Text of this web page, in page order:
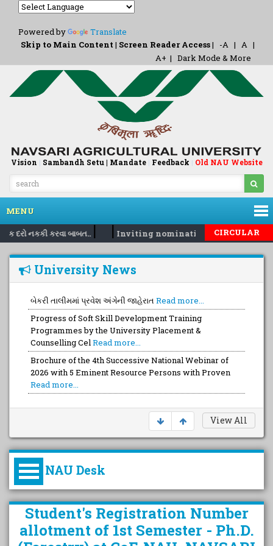
Powered by
Translate
Skip to Main Content | Screen Reader Access| -A | A |
A+ | Dark Mode & More
Vision | Sambandh Setu | Mandate| Feedback | Old NAU Website
MENU
દરો નકકી કરવા બાબત..| | Inviting nomination for 5 days
CIRCULAR
University News
બેકરી તાલીમમાં પ્રવેશ અંગેની જાહેરાત Read more...
Progress of Soft Skill Development Training
Programmes by the University Placement &
Counselling CelRead more...
Brochure of the 4th Successive National Webinar of
2026 with 5 Eminent Resource Persons with Proven
Read more...
View All
NAU Desk
કુલપતિની પરિવર્તનકારી પહેલનું
વિહંગાવલોકન (ઓક્ટોબર ૨૦૨૦-૨૦૨૫)
Student's Registration Number
allotment of 1st Semester - Ph.D.